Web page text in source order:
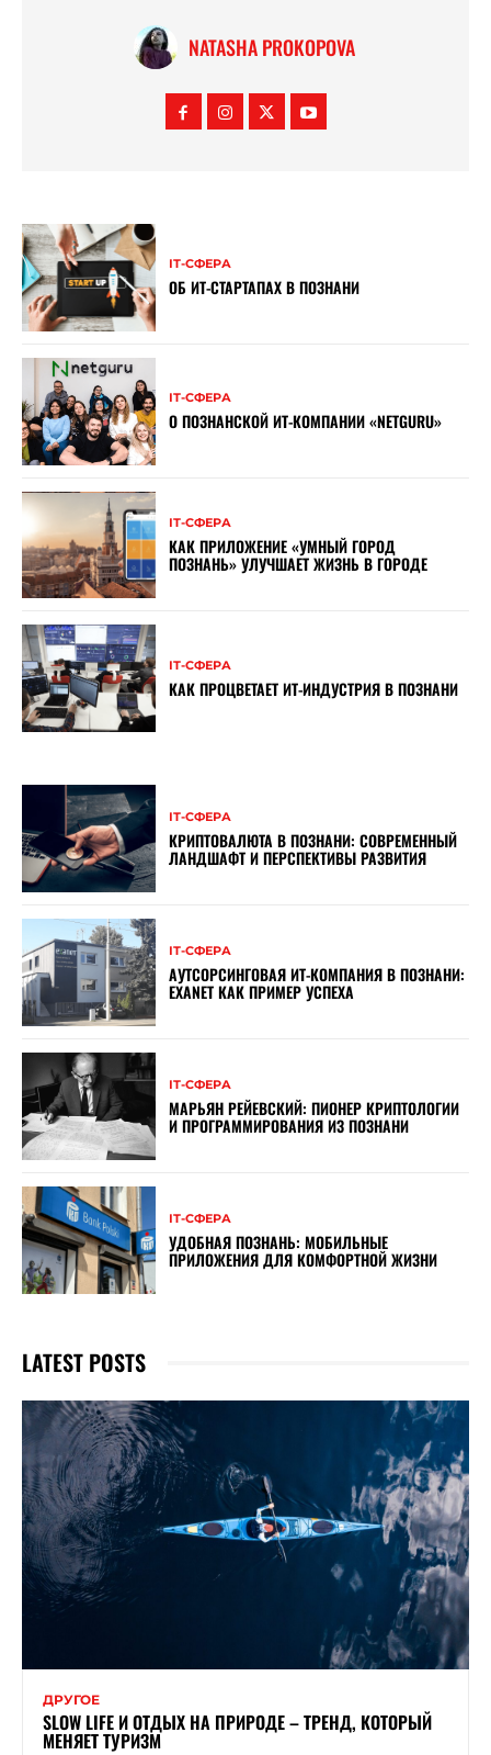
NATASHA PROKOPOVA
ІТ-СФЕРА
ОБ ИТ-СТАРТАПАХ В ПОЗНАНИ
ІТ-СФЕРА
О ПОЗНАНСКОЙ ИТ-КОМПАНИИ «NETGURU»
ІТ-СФЕРА
КАК ПРИЛОЖЕНИЕ «УМНЫЙ ГОРОД
ПОЗНАНЬ» УЛУЧШАЕТ ЖИЗНЬ В ГОРОДЕ
ІТ-СФЕРА
КАК ПРОЦВЕТАЕТ ИТ-ИНДУСТРИЯ В ПОЗНАНИ
ІТ-СФЕРА
КРИПТОВАЛЮТА В ПОЗНАНИ: СОВРЕМЕННЫЙ
ЛАНДШАФТ И ПЕРСПЕКТИВЫ РАЗВИТИЯ
ІТ-СФЕРА
АУТСОРСИНГОВАЯ ИТ-КОМПАНИЯ В ПОЗНАНИ:
EXANET КАК ПРИМЕР УСПЕХА
ІТ-СФЕРА
МАРЬЯН РЕЙЕВСКИЙ: ПИОНЕР КРИПТОЛОГИИ
И ПРОГРАММИРОВАНИЯ ИЗ ПОЗНАНИ
ІТ-СФЕРА
УДОБНАЯ ПОЗНАНЬ: МОБИЛЬНЫЕ
ПРИЛОЖЕНИЯ ДЛЯ КОМФОРТНОЙ ЖИЗНИ
LATEST POSTS
ДРУГОЕ
SLOW LIFE И ОТДЫХ НА ПРИРОДЕ – ТРЕНД, КОТОРЫЙ
МЕНЯЕТ ТУРИЗМ